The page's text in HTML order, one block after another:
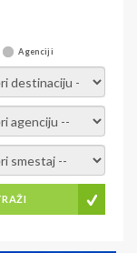
Agenciji
-
-
smestaj -